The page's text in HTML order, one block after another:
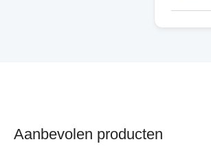
Aanbevolen producten